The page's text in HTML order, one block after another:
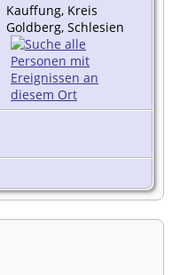
Kauffung, Kreis
Goldberg, Schlesien